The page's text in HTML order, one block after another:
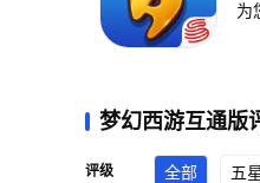
为
梦幻西游互通版
评级 全部 五